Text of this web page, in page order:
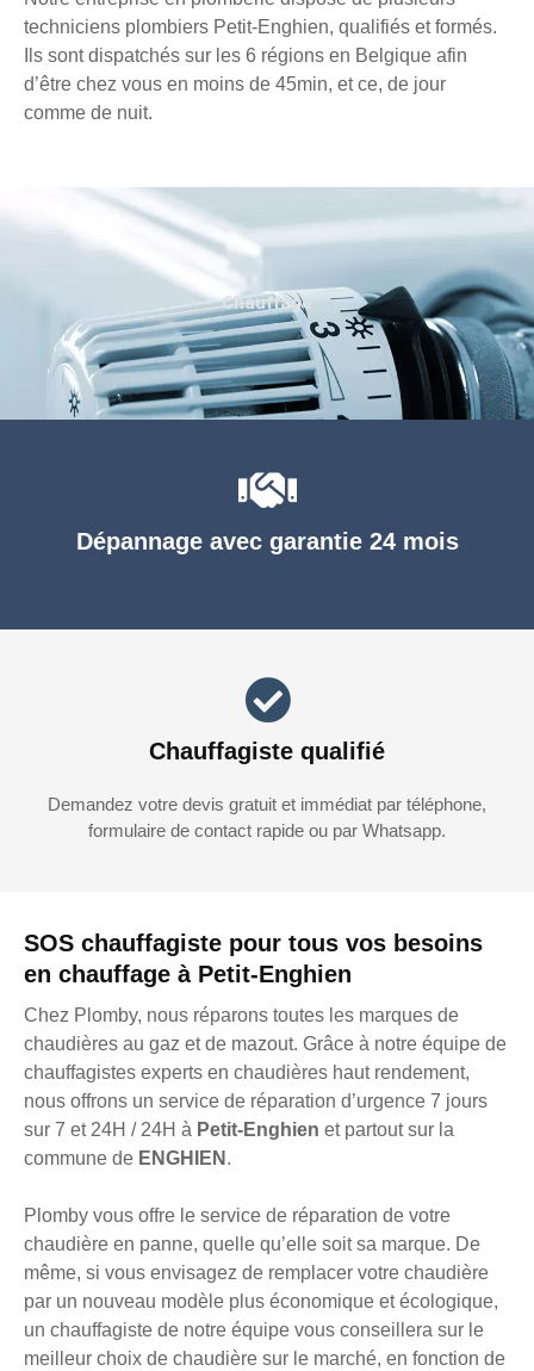
techniciens plombiers Petit-Enghien, qualifiés et formés.
Ils sont dispatchés sur les 6 régions en Belgique afin
d’être chez vous en moins de 45min, et ce, de jour
comme de nuit.
SOS chauffagiste pour tous vos besoins
en chauffage à Petit-Enghien
Chez Plomby, nous réparons toutes les marques de
chaudières au gaz et de mazout. Grâce à notre équipe de
chauffagistes experts en chaudières haut rendement,
nous offrons un service de réparation d’urgence 7 jours
sur 7 et 24H / 24H à Petit-Enghien et partout sur la
commune de ENGHIEN .
Plomby vous offre le service de réparation de votre
chaudière en panne, quelle qu’elle soit sa marque. De
même, si vous envisagez de remplacer votre chaudière
par un nouveau modèle plus économique et écologique,
un chauffagiste de notre équipe vous conseillera sur le
meilleur choix de chaudière sur le marché, en fonction de
Dépannage avec garantie 24 mois
Chauffagiste qualifié
Demandez votre devis gratuit et immédiat par téléphone,
formulaire de contact rapide ou par Whatsapp.
Chauffage